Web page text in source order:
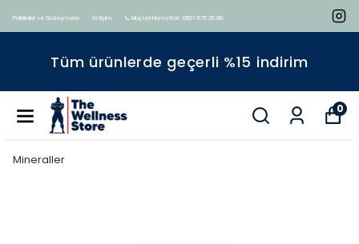
Politikalar ve Sözleşmeler İletişim 📞 Müşteri Hizmetleri : 0507 675 35 80
Tüm ürünlerde geçerli %15 indirim
0
Mineraller